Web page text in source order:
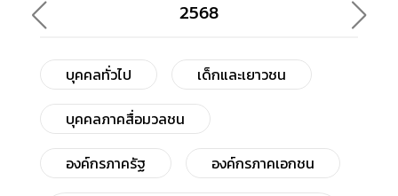
2568
บุคคลทั่วไป เด็กและเยาวชน
บุคคลภาคสื่อมวลชน
องค์กรภาครัฐ องค์กรภาคเอกชน